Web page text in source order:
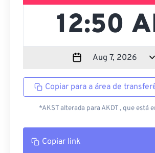
Copiar para a área de
*AKST alterada para AKDT , que está
Copiar link